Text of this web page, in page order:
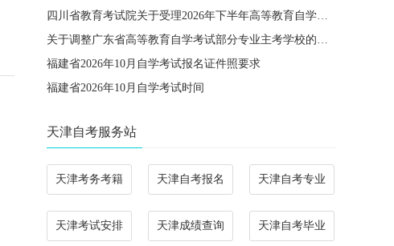
四川省教育考试院关于受理2026年下半年高等教育自学考试考籍更改申请的通告
关于调整广东省高等教育自学考试部分专业主考学校的通知
福建省2026年10月自学考试报名证件照要求
福建省2026年10月自学考试时间
天津自考服务站
天津考务考籍 天津自考报名 天津自考专业
天津考试安排 天津成绩查询 天津自考毕业